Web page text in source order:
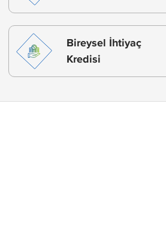
Bireysel İhtiyaç
Kredisi